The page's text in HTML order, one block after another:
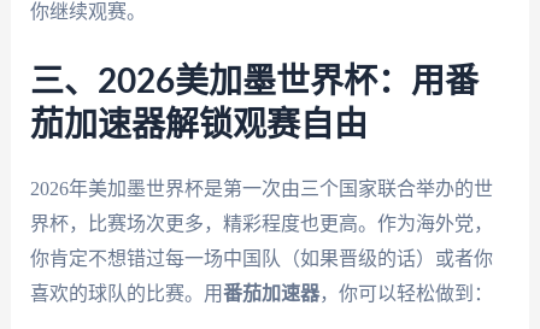
你继续观赛。
三、2026美加墨世界杯：用番
茄加速器解锁观赛自由
2026年美加墨世界杯是第一次由三个国家联合举办的世
界杯，比赛场次更多，精彩程度也更高。作为海外党，
你肯定不想错过每一场中国队（如果晋级的话）或者你
喜欢的球队的比赛。用番茄加速器，你可以轻松做到：